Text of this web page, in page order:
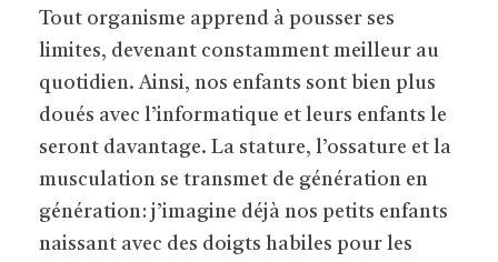
Tout organisme apprend à pousser ses
limites, devenant constamment meilleur au
quotidien. Ainsi, nos enfants sont bien plus
doués avec l’informatique et leurs enfants le
seront davantage. La stature, l’ossature et la
musculation se transmet de génération en
génération: j’imagine déjà nos petits enfants
naissant avec des doigts habiles pour les